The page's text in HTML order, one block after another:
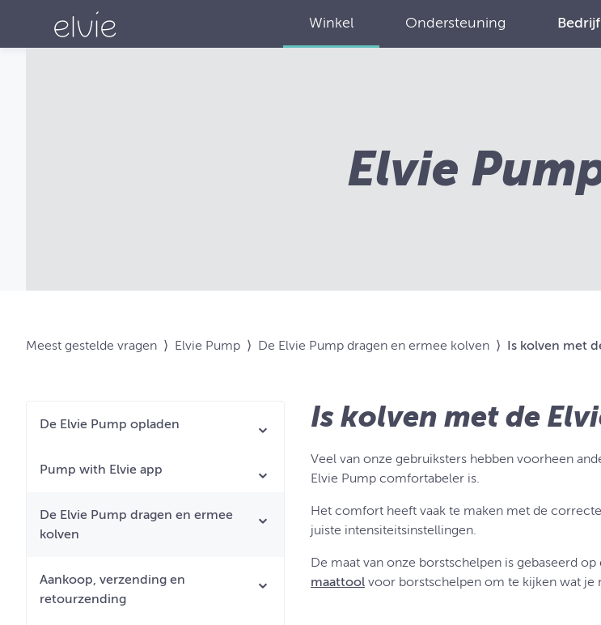
Winkel Ondersteuning Bedrijf
Elvie
Meest gestelde vragen ⟩ Elvie Pump ⟩ De Elvie Pump dragen en ermee kolven ⟩ Is kolven met
De Elvie Pump opladen
Pump with Elvie app
De Elvie Pump dragen en ermee
kolven
Aankoop, verzending en
retourzending
Is kolven met de
Veel van onze gebruiksters hebben voorheen
Elvie Pump comfortabeler is.
Het comfort heeft vaak te maken met de
juiste intensiteitsinstellingen.
De maat van onze borstschelpen is gebaseerd
maattool voor borstschelpen om te kijken wat je